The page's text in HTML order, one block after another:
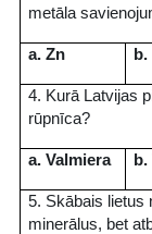
metāla
a. Zn b.
4. Kurā Latvijas
rūpnīca?
a. Valmiera
5. Skābais lietus
minerālus, bet